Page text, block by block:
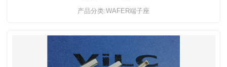
产品分类:WAFER端子座